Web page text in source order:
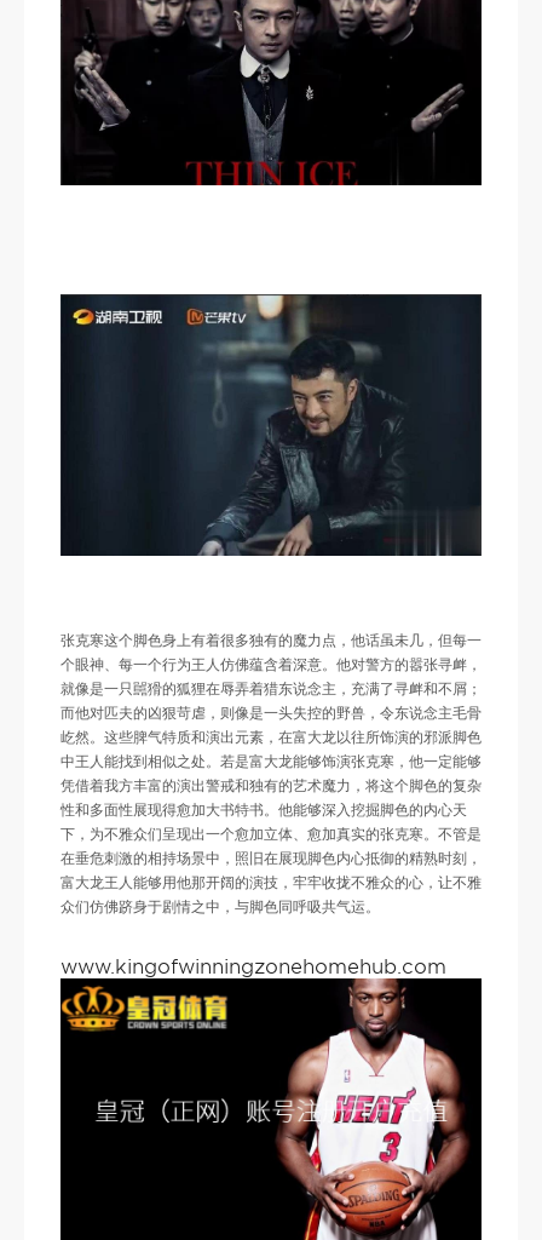
张克寒这个脚色身上有着很多独有的魔力点，他话虽未几，但每一
个眼神、每一个行为王人仿佛蕴含着深意。他对警方的嚣张寻衅，
就像是一只嚚猾的狐狸在辱弄着猎东说念主，充满了寻衅和不屑；
而他对匹夫的凶狠苛虐，则像是一头失控的野兽，令东说念主毛骨
屹然。这些脾气特质和演出元素，在富大龙以往所饰演的邪派脚色
中王人能找到相似之处。若是富大龙能够饰演张克寒，他一定能够
凭借着我方丰富的演出警戒和独有的艺术魔力，将这个脚色的复杂
性和多面性展现得愈加大书特书。他能够深入挖掘脚色的内心天
下，为不雅众们呈现出一个愈加立体、愈加真实的张克寒。不管是
在垂危刺激的相持场景中，照旧在展现脚色内心抵御的精熟时刻，
富大龙王人能够用他那开阔的演技，牢牢收拢不雅众的心，让不雅
众们仿佛跻身于剧情之中，与脚色同呼吸共气运。
www.kingofwinningzonehomehub.com